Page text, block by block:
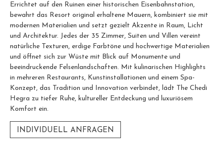
Errichtet auf den Ruinen einer historischen Eisenbahnstation,
bewahrt das Resort original erhaltene Mauern, kombiniert sie mit
modernen Materialien und setzt gezielt Akzente in Raum, Licht
und Architektur. Jedes der 35 Zimmer, Suiten und Villen vereint
natürliche Texturen, erdige Farbtöne und hochwertige Materialien
und öffnet sich zur Wüste mit Blick auf Monumente und
beeindruckende Felsenlandschaften. Mit kulinarischen Highlights
in mehreren Restaurants, Kunstinstallationen und einem Spa-
Konzept, das Tradition und Innovation verbindet, lädt The Chedi
Hegra zu tiefer Ruhe, kultureller Entdeckung und luxuriösem
Komfort ein.
INDIVIDUELL ANFRAGEN